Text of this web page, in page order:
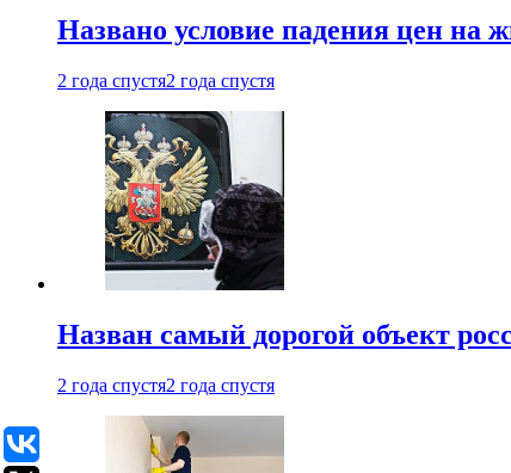
Названо условие падения цен на
2 года спустя2 года спустя
Назван самый дорогой объект
2 года спустя2 года спустя